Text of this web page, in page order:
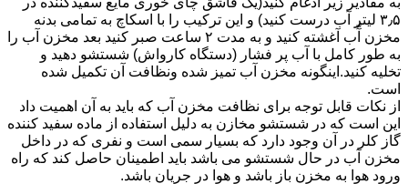
۳٫۵ لیتر آب درست کنید) و این ترکیب را با اسکاچ به تمامی بدنه
مخزن آّب آغشته کنید و به مدت ۲ ساعت صبر کنید بعد مخزن آب را
به طور کامل با آب پر فشار (دستگاه کارواش) شستشو دهید و
تخلیه کنید.اینگونه مخزن آب تمیز شده ونظافت آن تکمیل شده
است.
از نکات قابل توجه برای نظافت مخزن آب که باید به آن اهمیت داد
این است که در شستشو مخازن به دلیل استفاده از ماده سفید کننده
گاز کلر در آن وجود دارد که بسیار سمی است و نفری که در داخل
مخزن آب در حال شستشو می باشد باید اطمینان حاصل کند که راه
ورود هوا به مخزن باز باشد و هوا در جریان باشد.